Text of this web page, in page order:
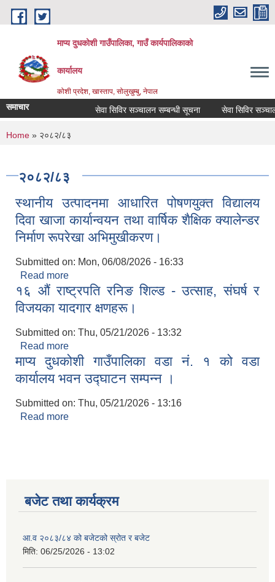
Skip to main content
माप्य दुधकोशी गाउँपालिका, गाउँ कार्यपालिकाको
कार्यालय
कोशी प्रदेश, खास्ताप, सोलुखुम्बु, नेपाल
समाचार सेवा सिविर सञ्चालन सम्बन्धी सूचना सेवा सिविर
You are here
Home » २०८२/८३
२०८२/८३
स्थानीय उत्पादनमा आधारित पोषणयुक्त विद्यालय
दिवा खाजा कार्यान्वयन तथा वार्षिक शैक्षिक क्यालेन्डर
निर्माण रूपरेखा अभिमुखीकरण।
Submitted on: Mon, 06/08/2026 - 16:33
Read more
दिवा खाजा कार्यान्वयन तथा वार्षिक शैक्षिक क्यालेन्डर निर्माण
रूपरेखा अभिमुखीकरण।
१६ औं राष्ट्रपति रनिङ शिल्ड - उत्साह, संघर्ष र
विजयका यादगार क्षणहरू।
Submitted on: Thu, 05/21/2026 - 13:32
Read more
विजयका यादगार क्षणहरू।
माप्य दुधकोशी गाउँपालिका वडा नं. १ को वडा
कार्यालय भवन उद्घाटन सम्पन्न ।
Submitted on: Thu, 05/21/2026 - 13:16
Read more
बजेट तथा कार्यक्रम
आ.व २०८३/८४ को बजेटको स्रोत र बजेट
मिति: 06/25/2026 - 13:02